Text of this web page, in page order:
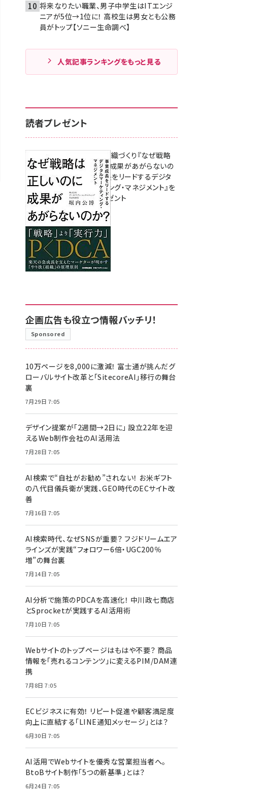
将来なりたい職業、男子中学生はITエンジ
ニアが5位→1位に！ 高校生は男女とも公務
員がトップ【ソニー生命調べ】
人気記事ランキングをもっと見る
読者プレゼント
成果を生む組織づくり『なぜ戦略
は正しいのに成果があがらないの
か？ 事業成長をリードするデジタ
ルマーケティング・マネジメント』を
3名様にプレゼント
8月7日 10:00
企画広告も役立つ情報バッチリ！
Sponsored
10万ページを8,000に激減！ 富士通が挑んだグ
ローバルサイト改革と「SitecoreAI」移行の舞台
裏
7月29日 7:05
デザイン提案が「2週間→2日に」 設立22年を迎
えるWeb制作会社のAI活用法
7月28日 7:05
AI検索で“自社がお勧め”されない！ お米ギフト
の八代目儀兵衛が実践、GEO時代のECサイト改
善
7月16日 7:05
AI検索時代、なぜSNSが重要？ フジドリームエア
ラインズが実践“フォロワー6倍・UGC200％
増”の舞台裏
7月14日 7:05
AI分析で施策のPDCAを高速化！ 中川政七商店
とSprocketが実践するAI活用術
7月10日 7:05
Webサイトのトップページはもはや不要？ 商品
情報を「売れるコンテンツ」に変えるPIM/DAM連
携
7月8日 7:05
ECビジネスに有効！ リピート促進や顧客満足度
向上に直結する「LINE通知メッセージ」とは？
6月30日 7:05
AI活用でWebサイトを優秀な営業担当者へ。
BtoBサイト制作「5つの新基準」とは？
6月24日 7:05